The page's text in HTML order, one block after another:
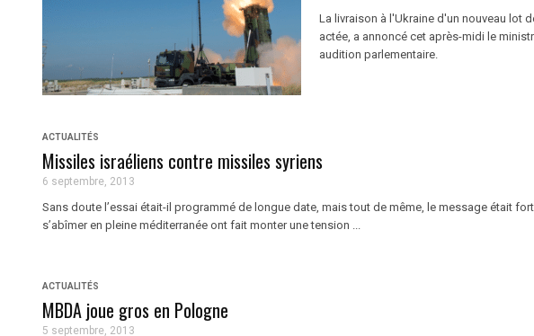
La livraison à l'Ukraine d'un nouveau lot
actée, a annoncé cet après-midi le
audition parlementaire.
ACTUALITÉS
Missiles israéliens contre missiles syriens
6 septembre, 2013
Sans doute l’essai était-il programmé de longue date, mais tout de même, le message était
s’abîmer en pleine méditerranée ont fait monter une tension ...
ACTUALITÉS
MBDA joue gros en Pologne
5 septembre, 2013